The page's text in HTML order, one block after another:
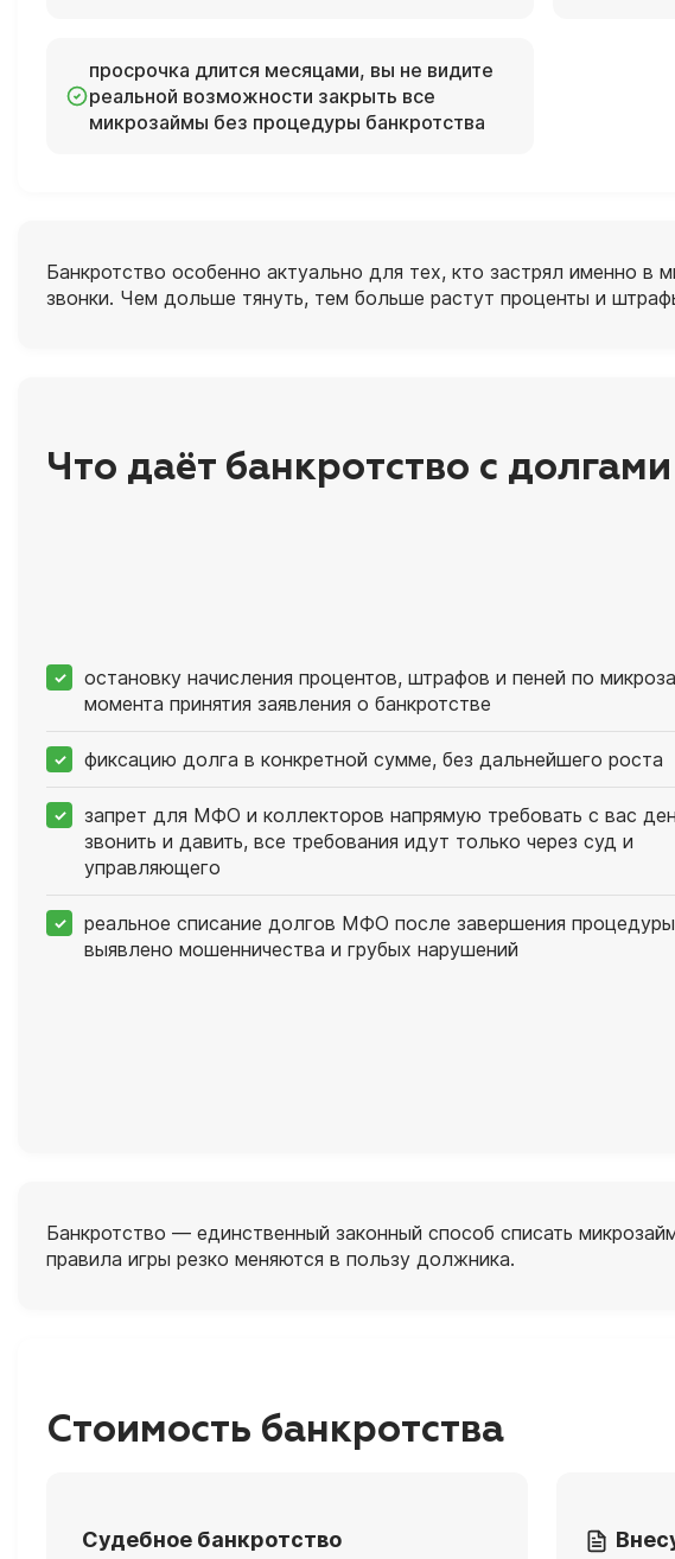
просрочка длится месяцами, вы не видите
реальной возможности закрыть все
микрозаймы без процедуры банкротства
Банкротство особенно актуально для тех, кто застрял именно в
звонки. Чем дольше тянуть, тем больше растут проценты и
Что даёт банкротство с
остановку начисления процентов, штрафов и пеней по
момента принятия заявления о банкротстве
фиксацию долга в конкретной сумме, без дальнейшего роста
запрет для МФО и коллекторов напрямую требовать с вас
звонить и давить, все требования идут только через суд и
управляющего
реальное списание долгов МФО после завершения
выявлено мошенничества и грубых нарушений
Банкротство — единственный законный способ списать
правила игры резко меняются в пользу должника.
Стоимость банкротства
Судебное банкротство